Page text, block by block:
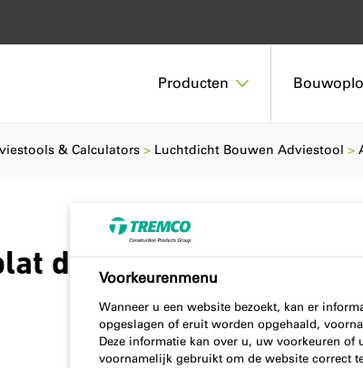
Producten
dak buitenwand
& Calculators Luchtdicht Bouwen Adviestool
Voorkeurenmenu
Wanneer u een website bezoekt, kan er
opgeslagen of eruit worden opgehaald,
Deze informatie kan over u, uw voorkeuren of
voornamelijk gebruikt om de website correct